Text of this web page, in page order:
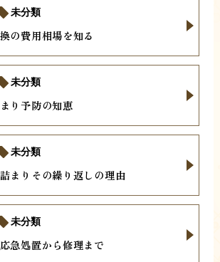
の費用相場を知る
未分類
り予防の知恵
未分類
まりその繰り返しの理由
未分類
急処置から修理まで
未分類